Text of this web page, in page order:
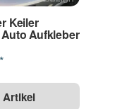
Keiler
Aufkleber
*
Artikel